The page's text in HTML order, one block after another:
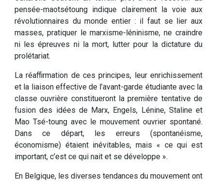
pensée-maotsétoung indique clairement la voie aux
révolutionnaires du monde entier : il faut se lier aux
masses, pratiquer le marxisme-léninisme, ne craindre
ni les épreuves ni la mort, lutter pour la dictature du
prolétariat.
La réaffirmation de ces principes, leur enrichissement
et la liaison effective de l’avant-garde étudiante avec la
classe ouvrière constitueront la première tentative de
fusion des idées de Marx, Engels, Lénine, Staline et
Mao Tsé-toung avec le mouvement ouvrier spontané.
Dans ce départ, les erreurs (spontanéisme,
économisme) étaient inévitables, mais « ce qui est
important, c’est ce qui nait et se développe ».
En Belgique, les diverses tendances du mouvement ont